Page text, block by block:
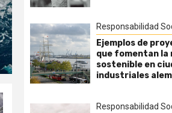
Responsabilidad
Ejemplos de
que fomentan la
sostenible en
industriales
Responsabilidad